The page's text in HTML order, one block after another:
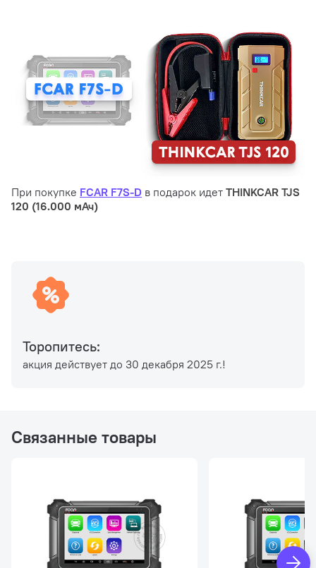
При покупке FCAR F7S-D в подарок идет THINKCAR TJS
120 (16.000 мАч)
Торопитесь:
акция действует до 30 декабря 2025 г.!
Связанные товары